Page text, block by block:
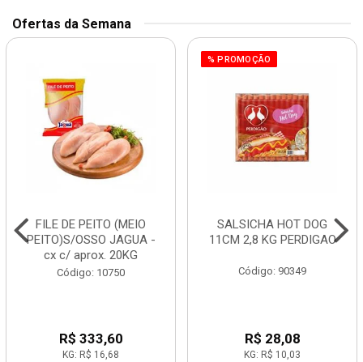
Ofertas da Semana
FILE DE PEITO (MEIO
PEITO)S/OSSO JAGUA -
cx c/ aprox. 20KG
Código: 10750
R$ 333,60
KG: R$ 16,68
% PROMOÇÃO
SALSICHA HOT DOG
11CM 2,8 KG PERDIGAO
Código: 90349
R$ 28,08
KG: R$ 10,03